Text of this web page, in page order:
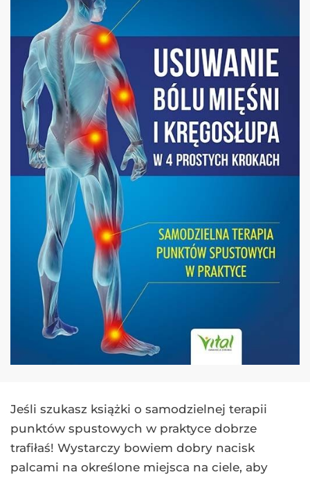
Jeśli szukasz książki o samodzielnej terapii
punktów spustowych w praktyce dobrze
trafiłaś! Wystarczy bowiem dobry nacisk
palcami na określone miejsca na ciele, aby